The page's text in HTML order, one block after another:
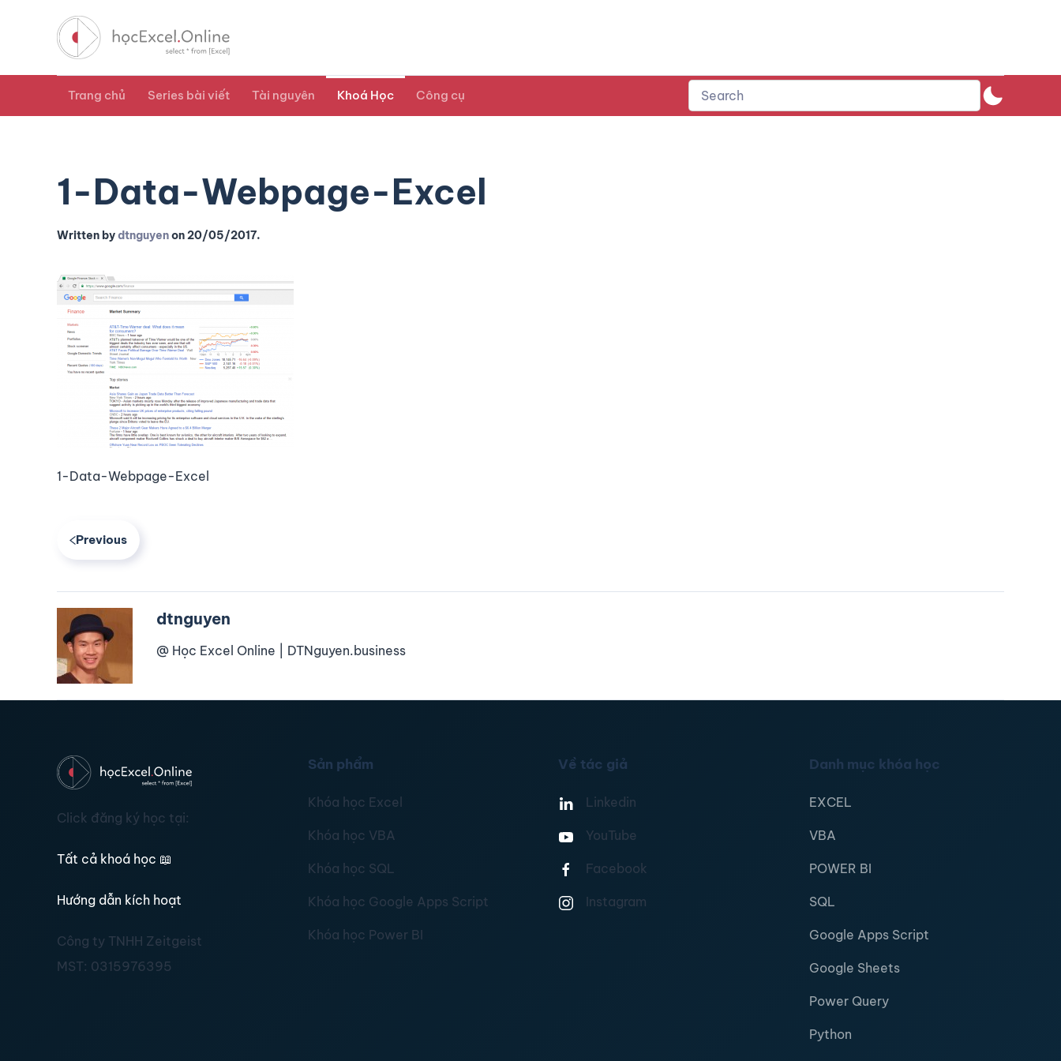
Trang chủ Series bài viết Tài nguyên Khoá Học Công cụ
1-Data-Webpage-Excel
Written bydtnguyenon20/05/2017.
1-Data-Webpage-Excel
Previous
dtnguyen
@ Học Excel Online | DTNguyen.business
Click đăng ký học tại:
Tất cả khoá học 📖
Hướng dẫn kích hoạt
Công ty TNHH Zeitgeist
MST: 0315976395
Sản phẩm
Khóa học Excel
Khóa học VBA
Khóa học SQL
Khóa học Google Apps Script
Khóa học Power BI
Về tác giả
Linkedin
YouTube
Facebook
Instagram
Danh mục khóa học
EXCEL
VBA
POWER BI
SQL
Google Apps Script
Google Sheets
Power Query
Python